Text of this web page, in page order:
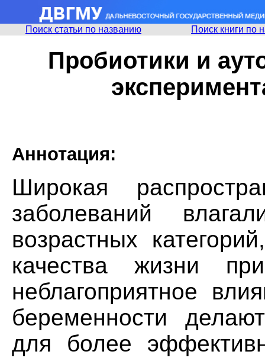
Поиск статьи по названию Поиск книги по
Пробиотики и
Аннотация:
Широкая
заболеваний
возрастных
качества жизни
неблагоприятное
беременности
для более